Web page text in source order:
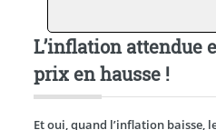
L’inflation attendue
prix en hausse !
Et oui, quand l’inflation baisse,